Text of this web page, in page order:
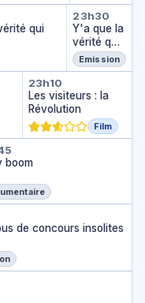
qui compte
la vérité qui
qui
Y'a que
23h30
Y'a que la
vérité qui
compte
Emission
Les visiteurs
23h10
Les visiteurs : la
Révolution
Film
boom
boom
fous de
de concours insolites